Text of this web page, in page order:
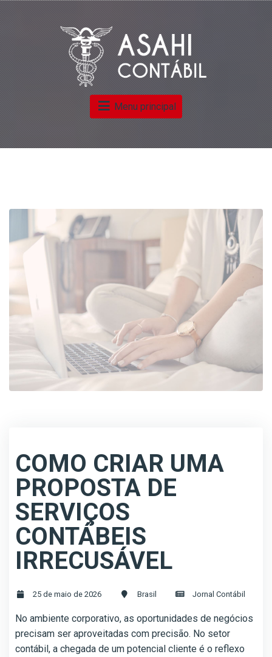
Menu principal
COMO CRIAR UMA
PROPOSTA DE
SERVIÇOS
CONTÁBEIS
IRRECUSÁVEL
25 de maio de 2026 Brasil Jornal Contábil
No ambiente corporativo, as oportunidades de negócios
precisam ser aproveitadas com precisão. No setor
contábil, a chegada de um potencial cliente é o reflexo